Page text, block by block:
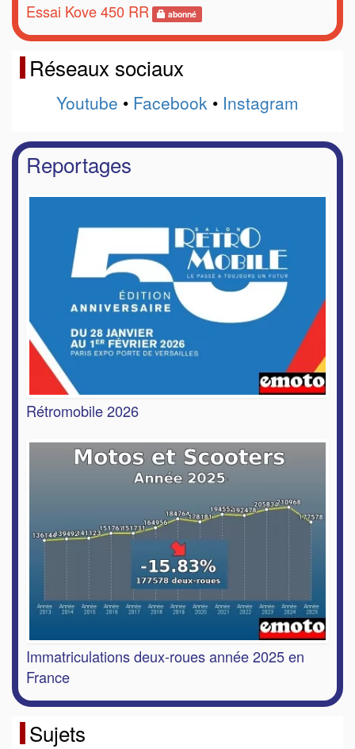
Essai Kove 450 RR abonné
Réseaux sociaux
Youtube • Facebook • Instagram
Reportages
Rétromobile 2026
Immatriculations deux-roues année 2025 en
France
Sujets